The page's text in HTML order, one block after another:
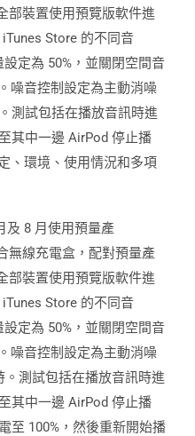
部裝置使用預覽版軟件進
Store 的不同音
定為 50%，並關閉空間音
噪音控制設定為主動消噪
測試包括在播放音訊時進
其中一邊 AirPod 停止播
、環境、使用情況和多項
及 8 月使用預量產
無線充電盒，配對預量產
部裝置使用預覽版軟件進
Store 的不同音
定為 50%，並關閉空間音
噪音控制設定為主動消噪
測試包括在播放音訊時進
其中一邊 AirPod 停止播
至 100%，然後重新開始播